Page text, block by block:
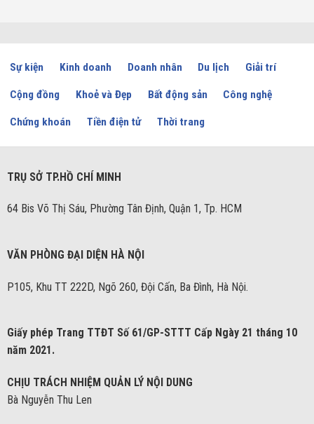
Sự kiện Kinh doanh Doanh nhân Du lịch Giải trí
Cộng đồng Khoẻ và Đẹp Bất động sản Công nghệ
Chứng khoán Tiền điện tử Thời trang
TRỤ SỞ TP.HỒ CHÍ MINH
64 Bis Võ Thị Sáu, Phường Tân Định, Quận 1, Tp. HCM
VĂN PHÒNG ĐẠI DIỆN HÀ NỘI
P105, Khu TT 222D, Ngõ 260, Đội Cấn, Ba Đình, Hà Nội.
Giấy phép Trang TTĐT Số 61/GP-STTT Cấp Ngày 21 tháng 10
năm 2021.
CHỊU TRÁCH NHIỆM QUẢN LÝ NỘI DUNG
Bà Nguyễn Thu Len